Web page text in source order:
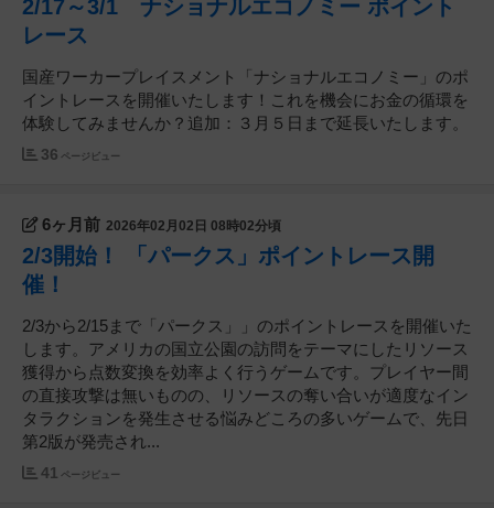
2/17～3/1 ナショナルエコノミー ポイント
レース
国産ワーカープレイスメント「ナショナルエコノミー」のポ
イントレースを開催いたします！これを機会にお金の循環を
体験してみませんか？追加：３月５日まで延長いたします。
36 ページビュー
6ヶ月前 2026年02月02日 08時02分頃
2/3開始！ 「パークス」ポイントレース開
催！
2/3から2/15まで「パークス」」のポイントレースを開催いた
します。アメリカの国立公園の訪問をテーマにしたリソース
獲得から点数変換を効率よく行うゲームです。プレイヤー間
の直接攻撃は無いものの、リソースの奪い合いが適度なイン
タラクションを発生させる悩みどころの多いゲームで、先日
第2版が発売され...
41 ページビュー